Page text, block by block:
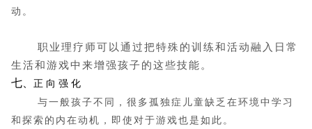
动。
职业理疗师可以通过把特殊的训练和活动融入日常
生活和游戏中来增强孩子的这些技能。
七、
正 向 强 化
与一般孩子不同，很多孤独症儿童缺乏在环境中学习
和探索的内在动机，即使对于游戏也是如此。